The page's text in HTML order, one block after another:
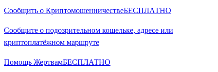
Сообщить о КриптомошенничествеБЕСПЛАТНО
Сообщите о подозрительном кошельке, адресе или
криптоплатёжном маршруте
Помощь ЖертвамБЕСПЛАТНО